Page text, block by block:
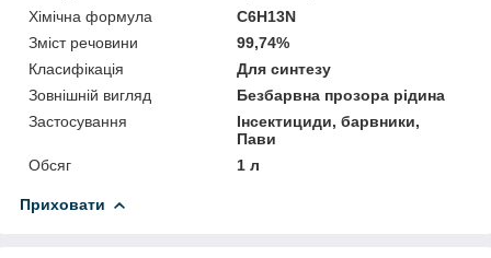
Хімічна формула
C6H13N
Зміст речовини
99,74%
Класифікація
Для синтезу
Зовнішній вигляд
Безбарвна прозора рідина
Застосування
Інсектициди, барвники,
Пави
Обсяг
1 л
Приховати